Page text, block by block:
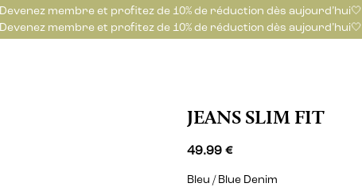
Devenez membre et profitez de 10% de réduction dès aujourd’hui🤍
Devenez membre et profitez de 10% de réduction dès aujourd’hui🤍
JEANS SLIM FIT
49.99 €
Bleu / Blue Denim